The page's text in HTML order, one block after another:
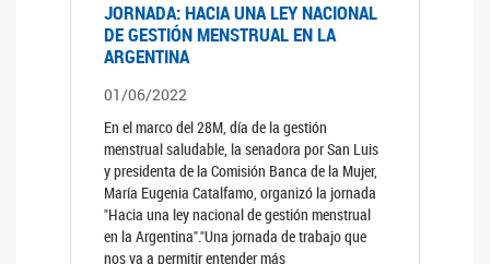
JORNADA: HACIA UNA LEY NACIONAL
DE GESTIÓN MENSTRUAL EN LA
ARGENTINA
01/06/2022
En el marco del 28M, día de la gestión
menstrual saludable, la senadora por San Luis
y presidenta de la Comisión Banca de la Mujer,
María Eugenia Catalfamo, organizó la jornada
"Hacia una ley nacional de gestión menstrual
en la Argentina"."Una jornada de trabajo que
nos va a permitir entender más